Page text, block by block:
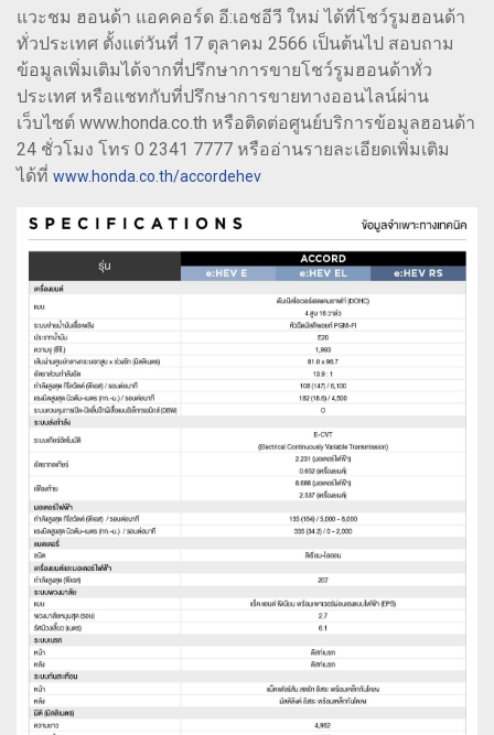
แวะชม ฮอนด้า แอคคอร์ด อี:เอชอีวี ใหม่ ได้ที่โชว์รูมฮอนด้า
ทั่วประเทศ ตั้งแต่วันที่ 17 ตุลาคม 2566 เป็นต้นไป สอบถาม
ข้อมูลเพิ่มเติมได้จากที่ปรึกษาการขายโชว์รูมฮอนด้าทั่ว
ประเทศ หรือแชทกับที่ปรึกษาการขายทางออนไลน์ผ่าน
เว็บไซต์ www.honda.co.th หรือติดต่อศูนย์บริการข้อมูลฮอนด้า
24 ชั่วโมง โทร 0 2341 7777 หรืออ่านรายละเอียดเพิ่มเติม
ได้ที่ www.honda.co.th/accordehev